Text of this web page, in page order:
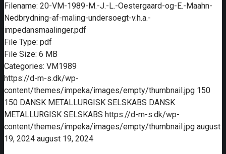
Filename: 20-VM-1989-M.-J.-L.-Oestergaard-og-E.-Maahn-
Nedbrydning-af-maling-undersoegt-v.h.a.-
impedansmaalinger.pdf
File Type: pdf
File Size: 6 MB
Categories: VM1989
https://d-m-s.dk/wp-
content/themes/impeka/images/empty/thumbnail.jpg 150
150 DANSK METALLURGISK SELSKABS DANSK
METALLURGISK SELSKABS https://d-m-s.dk/wp-
content/themes/impeka/images/empty/thumbnail.jpg august
19, 2024 august 19, 2024